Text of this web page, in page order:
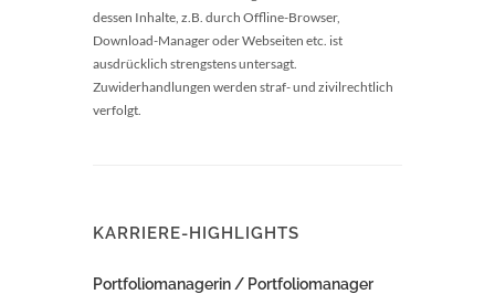
dessen Inhalte, z.B. durch Offline-Browser,
Download-Manager oder Webseiten etc. ist
ausdrücklich strengstens untersagt.
Zuwiderhandlungen werden straf- und zivilrechtlich
verfolgt.
KARRIERE-HIGHLIGHTS
Portfoliomanagerin / Portfoliomanager